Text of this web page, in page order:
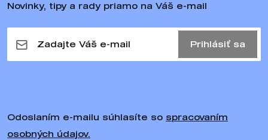
Novinky, tipy a rady priamo na Váš e-mail
Prihlásiť sa
Odoslaním e-mailu súhlasíte so spracovaním
osobných údajov.